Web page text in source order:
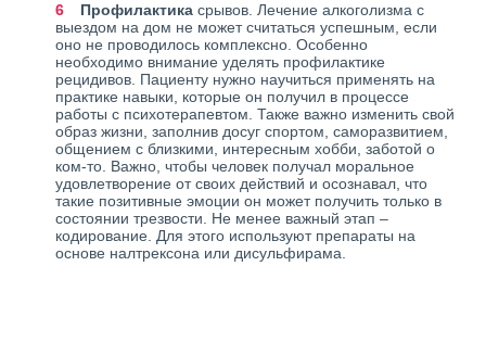
Профилактика срывов. Лечение алкоголизма с
выездом на дом не может считаться успешным, если
оно не проводилось комплексно. Особенно
необходимо внимание уделять профилактике
рецидивов. Пациенту нужно научиться применять на
практике навыки, которые он получил в процессе
работы с психотерапевтом. Также важно изменить свой
образ жизни, заполнив досуг спортом, саморазвитием,
общением с близкими, интересным хобби, заботой о
ком-то. Важно, чтобы человек получал моральное
удовлетворение от своих действий и осознавал, что
такие позитивные эмоции он может получить только в
состоянии трезвости. Не менее важный этап –
кодирование. Для этого используют препараты на
основе налтрексона или дисульфирама.